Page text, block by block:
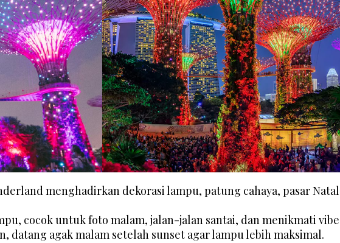
menghadirkan dekorasi lampu, patung cahaya, pasar
cocok untuk foto malam, jalan-jalan santai, dan menikmati
datang agak malam setelah sunset agar lampu lebih maksimal.